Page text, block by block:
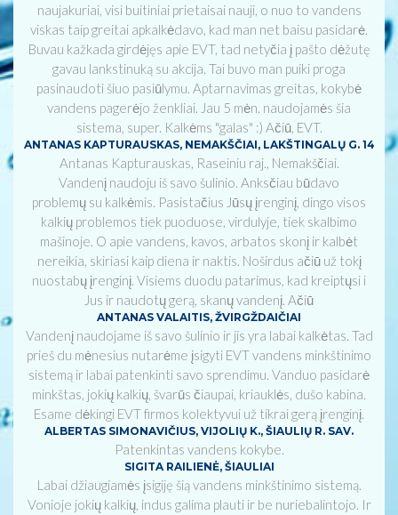
naujakuriai, visi buitiniai prietaisai nauji, o nuo to vandens
viskas taip greitai apkalkėdavo, kad man net baisu pasidarė.
Buvau kažkada girdėjęs apie EVT, tad netyčia į pašto dėžutę
gavau lankstinuką su akcija. Tai buvo man puiki proga
pasinaudoti šiuo pasiūlymu. Aptarnavimas greitas, kokybė
vandens pagerėjo ženkliai. Jau 5 mėn. naudojamės šia
sistema, super. Kalkėms "galas" :) Ačiū, EVT.
ANTANAS KAPTURAUSKAS, NEMAKŠČIAI, LAKŠTINGALŲ G. 14
Antanas Kapturauskas, Raseiniu raj., Nemakščiai.
Vandenį naudoju iš savo šulinio. Anksčiau būdavo
problemų su kalkėmis. Pasistačius Jūsų įrenginį, dingo visos
kalkių problemos tiek puoduose, virdulyje, tiek skalbimo
mašinoje. O apie vandens, kavos, arbatos skonį ir kalbėt
nereikia, skiriasi kaip diena ir naktis. Noširdus ačiū už tokį
nuostabų įrenginį. Visiems duodu patarimus, kad kreiptųsi i
Jus ir naudotų gerą, skanų vandenį. Ačiū
ANTANAS VALAITIS, ŽVIRGŽDAIČIAI
Vandenį naudojame iš savo šulinio ir jis yra labai kalkėtas. Tad
prieš du mėnesius nutarėme įsigyti EVT vandens minkštinimo
sistemą ir labai patenkinti savo sprendimu. Vanduo pasidarė
minkštas, jokių kalkių, švarūs čiaupai, kriauklės, dušo kabina.
Esame dėkingi EVT firmos kolektyvui už tikrai gerą įrenginį.
ALBERTAS SIMONAVIČIUS, VIJOLIŲ K., ŠIAULIŲ R. SAV.
Patenkintas vandens kokybe.
SIGITA RAILIENĖ, ŠIAULIAI
Labai džiaugiamės įsigiję šią vandens minkštinimo sistemą.
Vonioje jokių kalkių, indus galima plauti ir be nuriebalintojo. Ir